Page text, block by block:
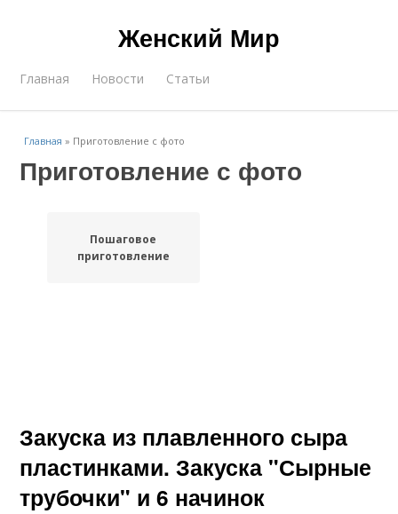
Женский Мир
Главная Новости Статьи
Главная » Приготовление с фото
Приготовление с фото
Пошаговое
приготовление
Закуска из плавленного сыра
пластинками. Закуска "Сырные
трубочки" и 6 начинок